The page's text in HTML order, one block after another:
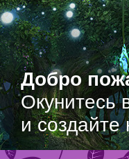
Добро
Окунитесь
и